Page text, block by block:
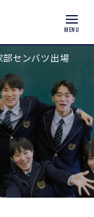
MENU
部センバツ出場